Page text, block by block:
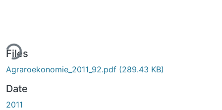
Files
Agraroekonomie_2011_92.pdf (289.43 KB)
Date
2011